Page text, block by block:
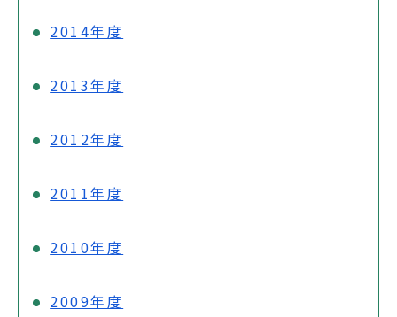
2014年度
2013年度
2012年度
2011年度
2010年度
2009年度